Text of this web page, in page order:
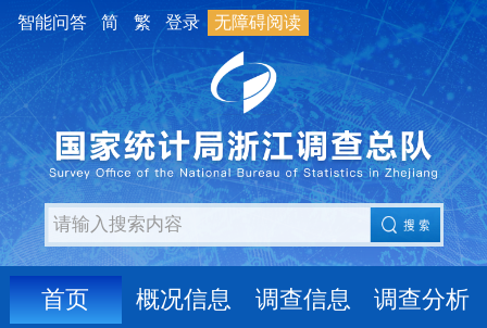
智能问答 简 繁 登录 无障碍阅读
首页 概况信息 调查信息
调查分析